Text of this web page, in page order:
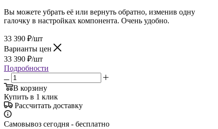
Вы можете убрать её или вернуть обратно, изменив одну
галочку в настройках компонента. Очень удобно.
33 390 ₽/шт
Варианты цен
33 390 ₽/шт
Подробности
В корзину
Купить в 1 клик
Рассчитать доставку
Самовывоз сегодня - бесплатно